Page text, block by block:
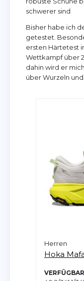
schwerer sind
Bisher habe ich
getestet.
ersten Härtetest
Wettkampf über
dahin wird er
über Wurzeln
Herren
Hoka
VERFÜGBAR